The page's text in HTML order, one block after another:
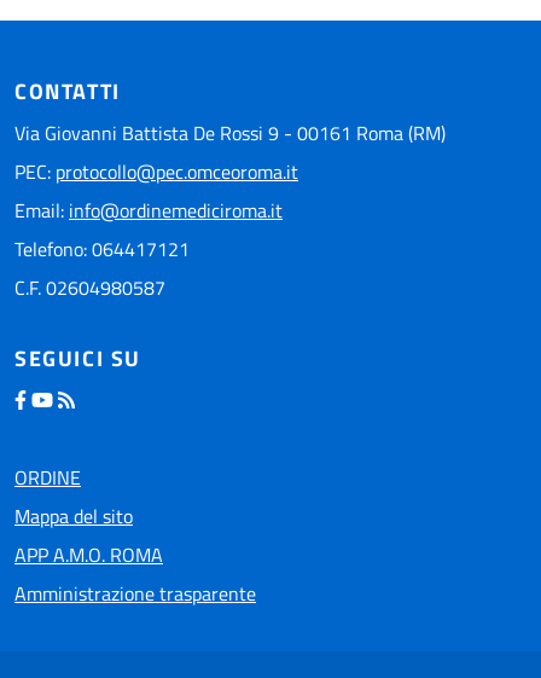
CONTATTI
Via Giovanni Battista De Rossi 9 - 00161 Roma (RM)
PEC: protocollo@pec.omceoroma.it
Email: info@ordinemediciroma.it
Telefono: 064417121
C.F. 02604980587
SEGUICI SU
ORDINE
Mappa del sito
APP A.M.O. ROMA
Amministrazione trasparente